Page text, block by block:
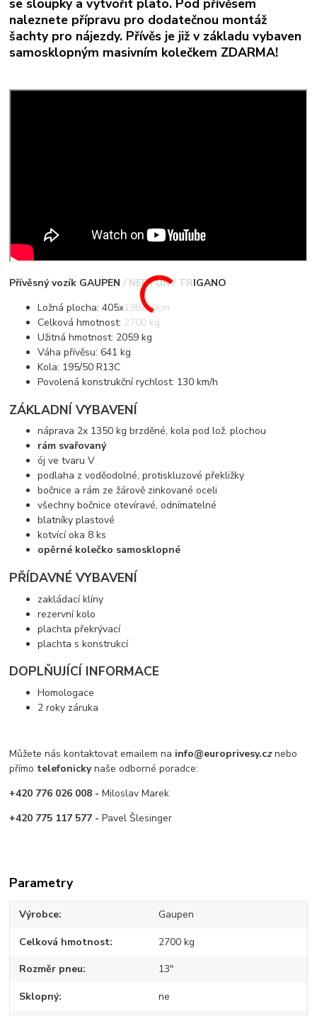
naleznete přípravu pro dodatečnou montáž
šachty pro nájezdy. Přívěs je již v základu vybaven
samosklopným masivním kolečkem ZDARMA!
Přívěsný vozík GAUPEN / NEPTUN / TRIGANO
Ložná plocha: 405x198x30cm
Celková hmotnost: 2700 kg
Užitná hmotnost: 2059 kg
Váha přívěsu: 641 kg
Kola: 195/50 R13C
Povolená konstrukční rychlost: 130 km/h
ZÁKLADNÍ VYBAVENÍ
náprava 2x 1350 kg brzděné, kola pod lož. plochou
rám svařovaný
ój ve tvaru V
podlaha z voděodolné, protiskluzové překližky
bočnice a rám ze žárově zinkované oceli
všechny bočnice otevíravé, odnímatelné
blatníky plastové
kotvící oka 8 ks
opěrné kolečko samosklopné
PŘÍDAVNÉ VYBAVENÍ
zakládací klíny
rezervní kolo
plachta překrývací
plachta s konstrukcí
DOPLŇUJÍCÍ INFORMACE
Homologace
2 roky záruka
Můžete nás kontaktovat emailem na info@europrivesy.cznebo
přímo telefonickynaše odborné poradce:
+420 776 026 008 -Miloslav Marek
+420 775 117 577 -Pavel Šlesinger
Parametry
Výrobce Gaupen
Celková hmotnost 2700 kg
Rozměr pneu 13"
Sklopný ne